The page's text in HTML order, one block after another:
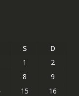
S
D
1
2
8
9
15
16